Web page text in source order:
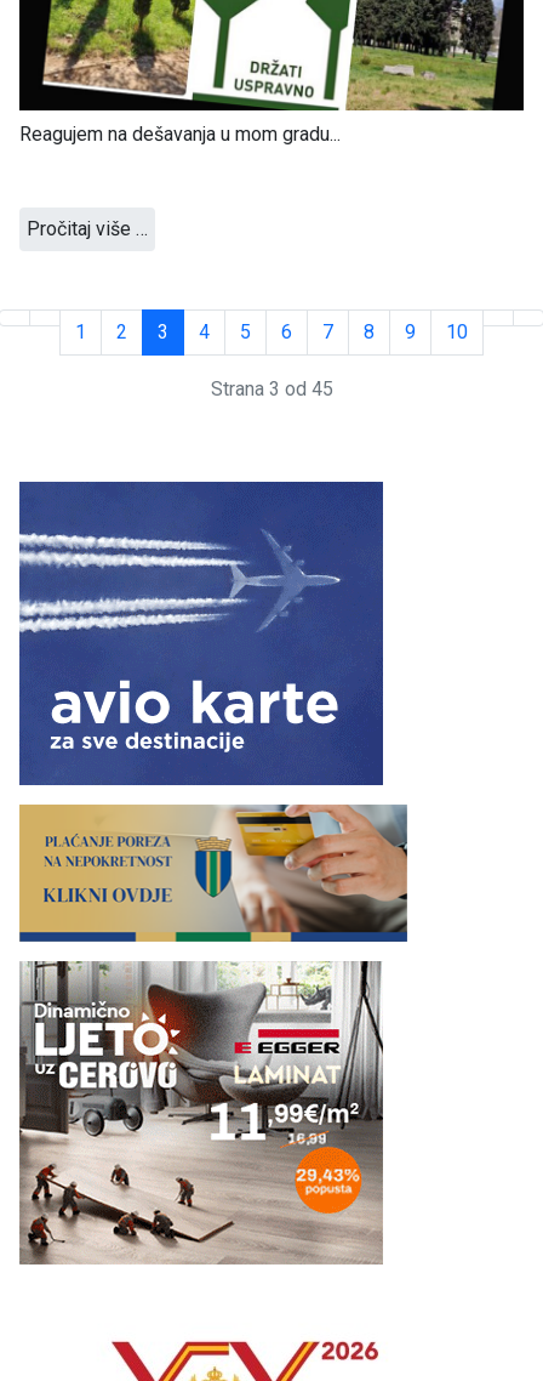
Reagujem na dešavanja u mom gradu...
Pročitaj više …
1 2 3 4 5 6 7 8 9 10
Strana 3 od 45